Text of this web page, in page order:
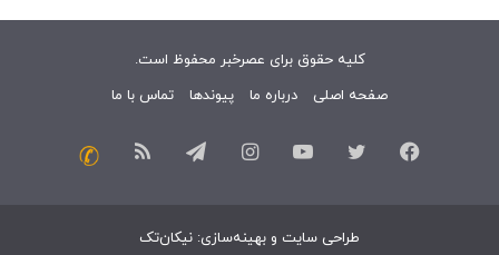
کلیه حقوق برای عصرخبر محفوظ است.
صفحه اصلی
درباره ما پیوندها تماس با ما
فیسبوک توییتر یوتیوب اینستاگرامتلگرام خوراک
طراحی سایت و بهینه‌سازی: نیکان‌تک